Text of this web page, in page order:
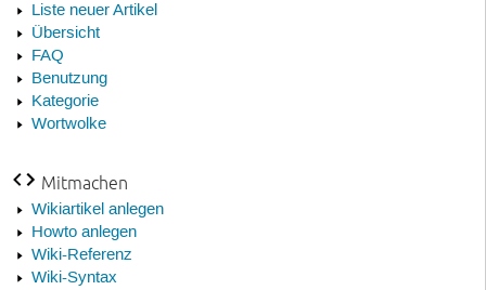
Liste neuer Artikel
Übersicht
FAQ
Benutzung
Kategorie
Wortwolke
Mitmachen
Wikiartikel anlegen
Howto anlegen
Wiki-Referenz
Wiki-Syntax